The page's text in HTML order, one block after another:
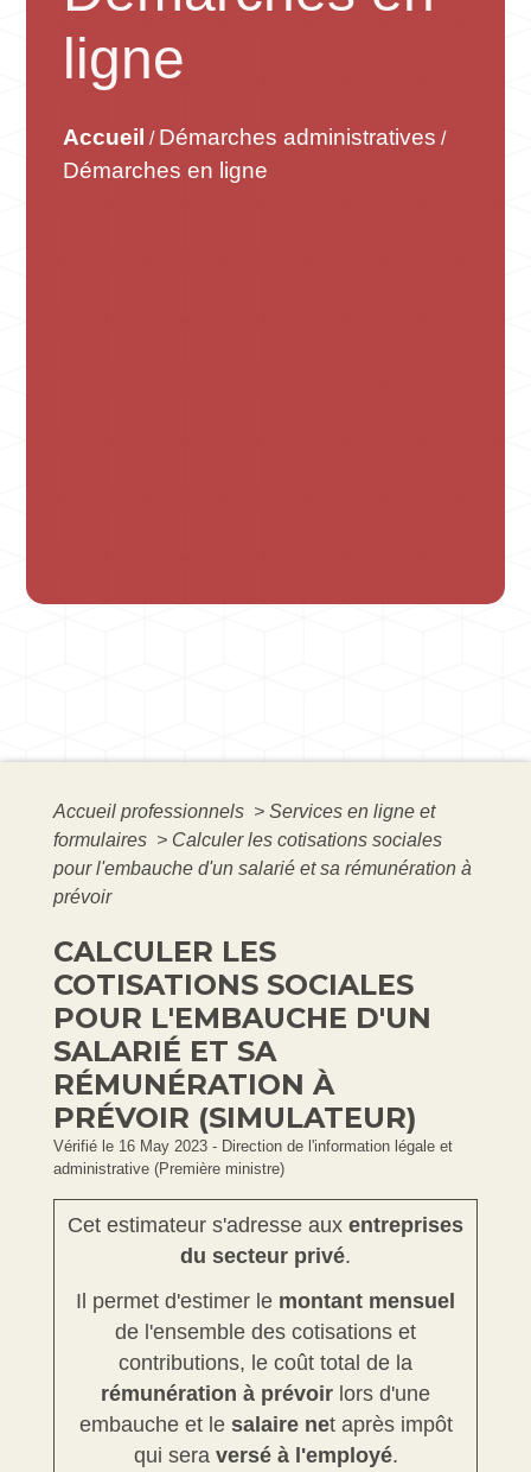
ligne
Accueil / Démarches administratives /
Démarches en ligne
Accueil professionnels > Services en ligne et
formulaires > Calculer les cotisations sociales
pour l'embauche d'un salarié et sa rémunération à
prévoir
CALCULER LES
COTISATIONS SOCIALES
POUR L'EMBAUCHE D'UN
SALARIÉ ET SA
RÉMUNÉRATION À
PRÉVOIR (SIMULATEUR)
Vérifié le 16 May 2023 - Direction de l'information légale et
administrative (Première ministre)
Cet estimateur s'adresse aux entreprises
du secteur privé.
Il permet d'estimer le montant mensuel
de l'ensemble des cotisations et
contributions, le coût total de la
rémunération à prévoir lors d'une
embauche et le salaire net après impôt
qui sera versé à l'employé.